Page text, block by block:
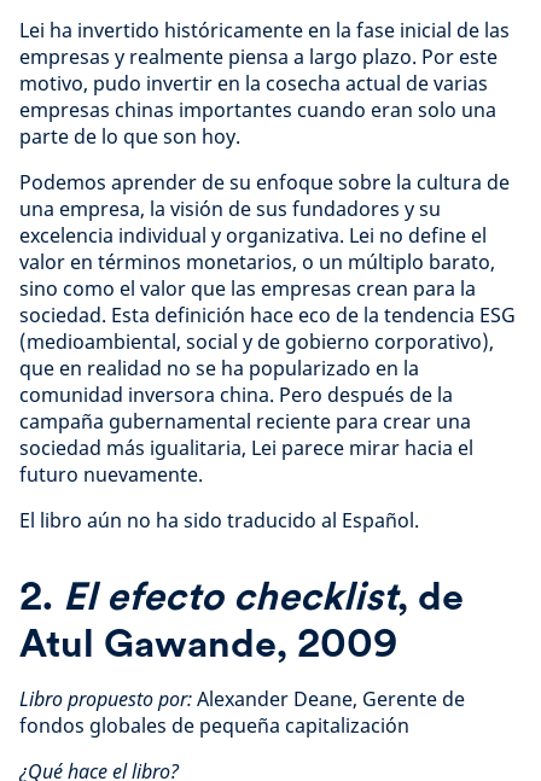
Lei ha invertido históricamente en la fase inicial de las
empresas y realmente piensa a largo plazo. Por este
motivo, pudo invertir en la cosecha actual de varias
empresas chinas importantes cuando eran solo una
parte de lo que son hoy.
Podemos aprender de su enfoque sobre la cultura de
una empresa, la visión de sus fundadores y su
excelencia individual y organizativa. Lei no define el
valor en términos monetarios, o un múltiplo barato,
sino como el valor que las empresas crean para la
sociedad. Esta definición hace eco de la tendencia ESG
(medioambiental, social y de gobierno corporativo),
que en realidad no se ha popularizado en la
comunidad inversora china. Pero después de la
campaña gubernamental reciente para crear una
sociedad más igualitaria, Lei parece mirar hacia el
futuro nuevamente.
El libro aún no ha sido traducido al Español.
2. El efecto checklist, de
Atul Gawande, 2009
Libro propuesto por:Alexander Deane, Gerente de
fondos globales de pequeña capitalización
¿Qué hace el libro?